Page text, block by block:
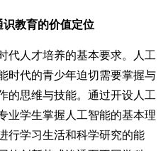
识教育的价值定位
人才培养的基本要求。人工
时代的青少年迫切需要掌握与
的思维与技能。通过开设人工
业学生掌握人工智能的基本理
行学习生活和科学研究的能